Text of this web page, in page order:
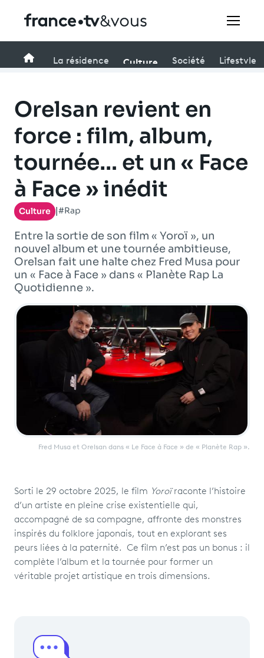
Avantages fidélité
Festivals
Creators
À la une
Participer et assister à une émission
À votre écoute
Productions et innovation
Programme tv
Accueil
La résidence Culture Société Lifestyle
Orelsan revient en
force : film, album,
tournée… et un « Face
à Face » inédit
Culture #Rap
Entre la sortie de son film « Yoroï », un
nouvel album et une tournée ambitieuse,
Orelsan fait une halte chez Fred Musa pour
un « Face à Face » dans « Planète Rap La
Quotidienne ».
Fred Musa et Orelsan dans « Le Face à Face » de « Planète Rap ».
Sorti le 29 octobre 2025, le film Yoroïraconte l’histoire
d’un artiste en pleine crise existentielle qui,
accompagné de sa compagne, affronte des monstres
inspirés du folklore japonais, tout en explorant ses
peurs liées à la paternité. Ce film n’est pas un bonus : il
complète l’album et la tournée pour former un
véritable projet artistique en trois dimensions.